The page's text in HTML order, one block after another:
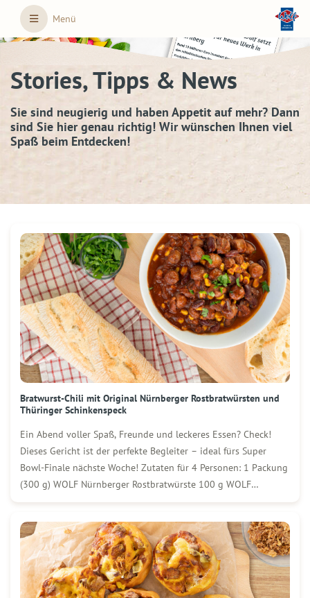
Skip to main content
Menü
Stories, Tipps & News
Sie sind neugierig und haben Appetit auf mehr? Dann
sind Sie hier genau richtig! Wir wünschen Ihnen viel
Spaß beim Entdecken!
Bratwurst-Chili mit Original Nürnberger Rostbratwürsten und
Thüringer Schinkenspeck
Ein Abend voller Spaß, Freunde und leckeres Essen? Check!
Dieses Gericht ist der perfekte Begleiter – ideal fürs Super
Bowl-Finale nächste Woche! Zutaten für 4 Personen: 1 Packung
(300 g) WOLF Nürnberger Rostbratwürste 100 g WOLF